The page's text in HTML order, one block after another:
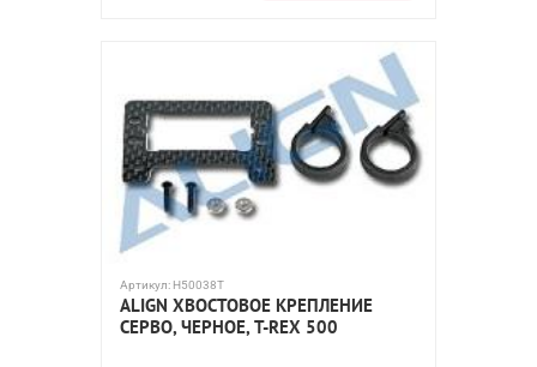
Артикул: H50038T
ALIGN ХВОСТОВОЕ КРЕПЛЕНИЕ
СЕРВО, ЧЕРНОЕ, T-REX 500